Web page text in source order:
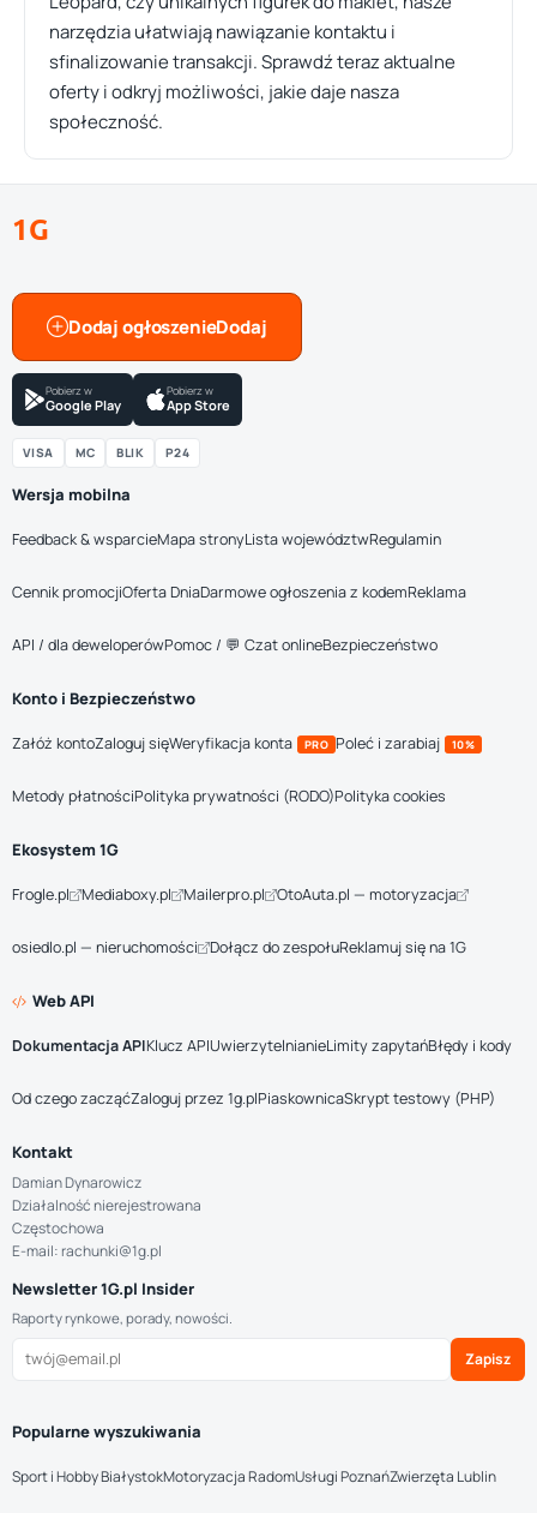
narzędzia ułatwiają nawiązanie kontaktu i
sfinalizowanie transakcji. Sprawdź teraz aktualne
oferty i odkryj możliwości, jakie daje nasza
społeczność.
1G
Dodaj ogłoszenie
Pobierz w
Google Play
Pobierz w
App Store
VISA MC BLIK P24
Wersja mobilna
Feedback & wsparcieMapa stronyLista województwRegulamin
Cennik promocjiOferta DniaDarmowe ogłoszenia z kodemReklama
API / dla deweloperówPomoc / 💬 Czat onlineBezpieczeństwo
Konto i Bezpieczeństwo
Załóż kontoZaloguj sięWeryfikacja konta PRO Poleć i zarabiaj 10%
Metody płatnościPolityka prywatności (RODO)Polityka cookies
Ekosystem 1G
Frogle.pl Mediaboxy.pl Mailerpro.pl OtoAuta.pl — motoryzacja
osiedlo.pl — nieruchomości Dołącz do zespołuReklamuj się na 1G
Web API
Dokumentacja APIKlucz APIUwierzytelnianieLimity zapytańBłędy i kody
Od czego zacząćZaloguj przez 1g.plPiaskownicaSkrypt testowy (PHP)
Kontakt
Damian Dynarowicz
Działalność nierejestrowana
Częstochowa
E-mail: rachunki@1g.pl
Newsletter 1G.pl Insider
Raporty rynkowe, porady, nowości.
Zapisz
Popularne wyszukiwania
Sport i Hobby BiałystokMotoryzacja RadomUsługi PoznańZwierzęta Lublin